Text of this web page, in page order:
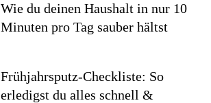
Wie du deinen Haushalt in nur 10
Minuten pro Tag sauber hältst
Frühjahrsputz-Checkliste: So
erledigst du alles schnell &